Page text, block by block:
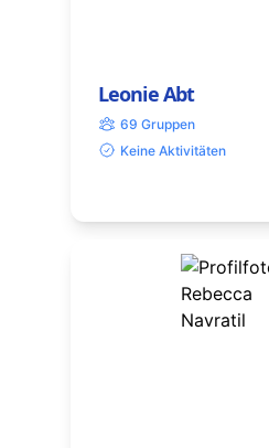
Leonie Abt
69 Gruppen
Keine Aktivitäten